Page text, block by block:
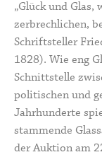
„Glück und
zerbrechlichen,
Schriftsteller
1828). Wie eng
Schnittstelle
politischen und
Jahrhunderte
stammende
der Auktion am